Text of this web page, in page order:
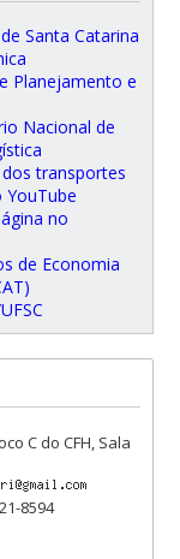
Santa Catarina
Planejamento e
Nacional de
transportes
YouTube
no
de Economia
C do CFH, Sala
8594